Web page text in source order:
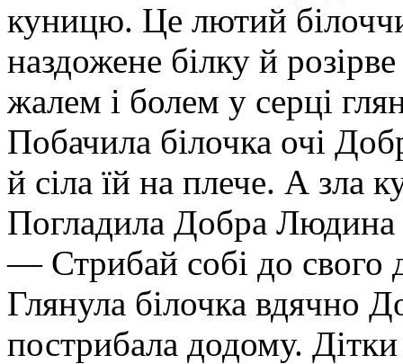
куницю. Це лютий
наздожене білку й
жалем і болем у серці
Побачила білочка очі
й сіла їй на плече. А зла
Погладила Добра Людина
— Стрибай собі до свого
Глянула білочка вдячно
пострибала додому.